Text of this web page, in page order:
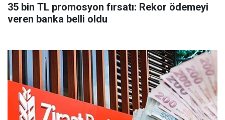
35 bin TL promosyon fırsatı: Rekor ödemeyi
veren banka belli oldu